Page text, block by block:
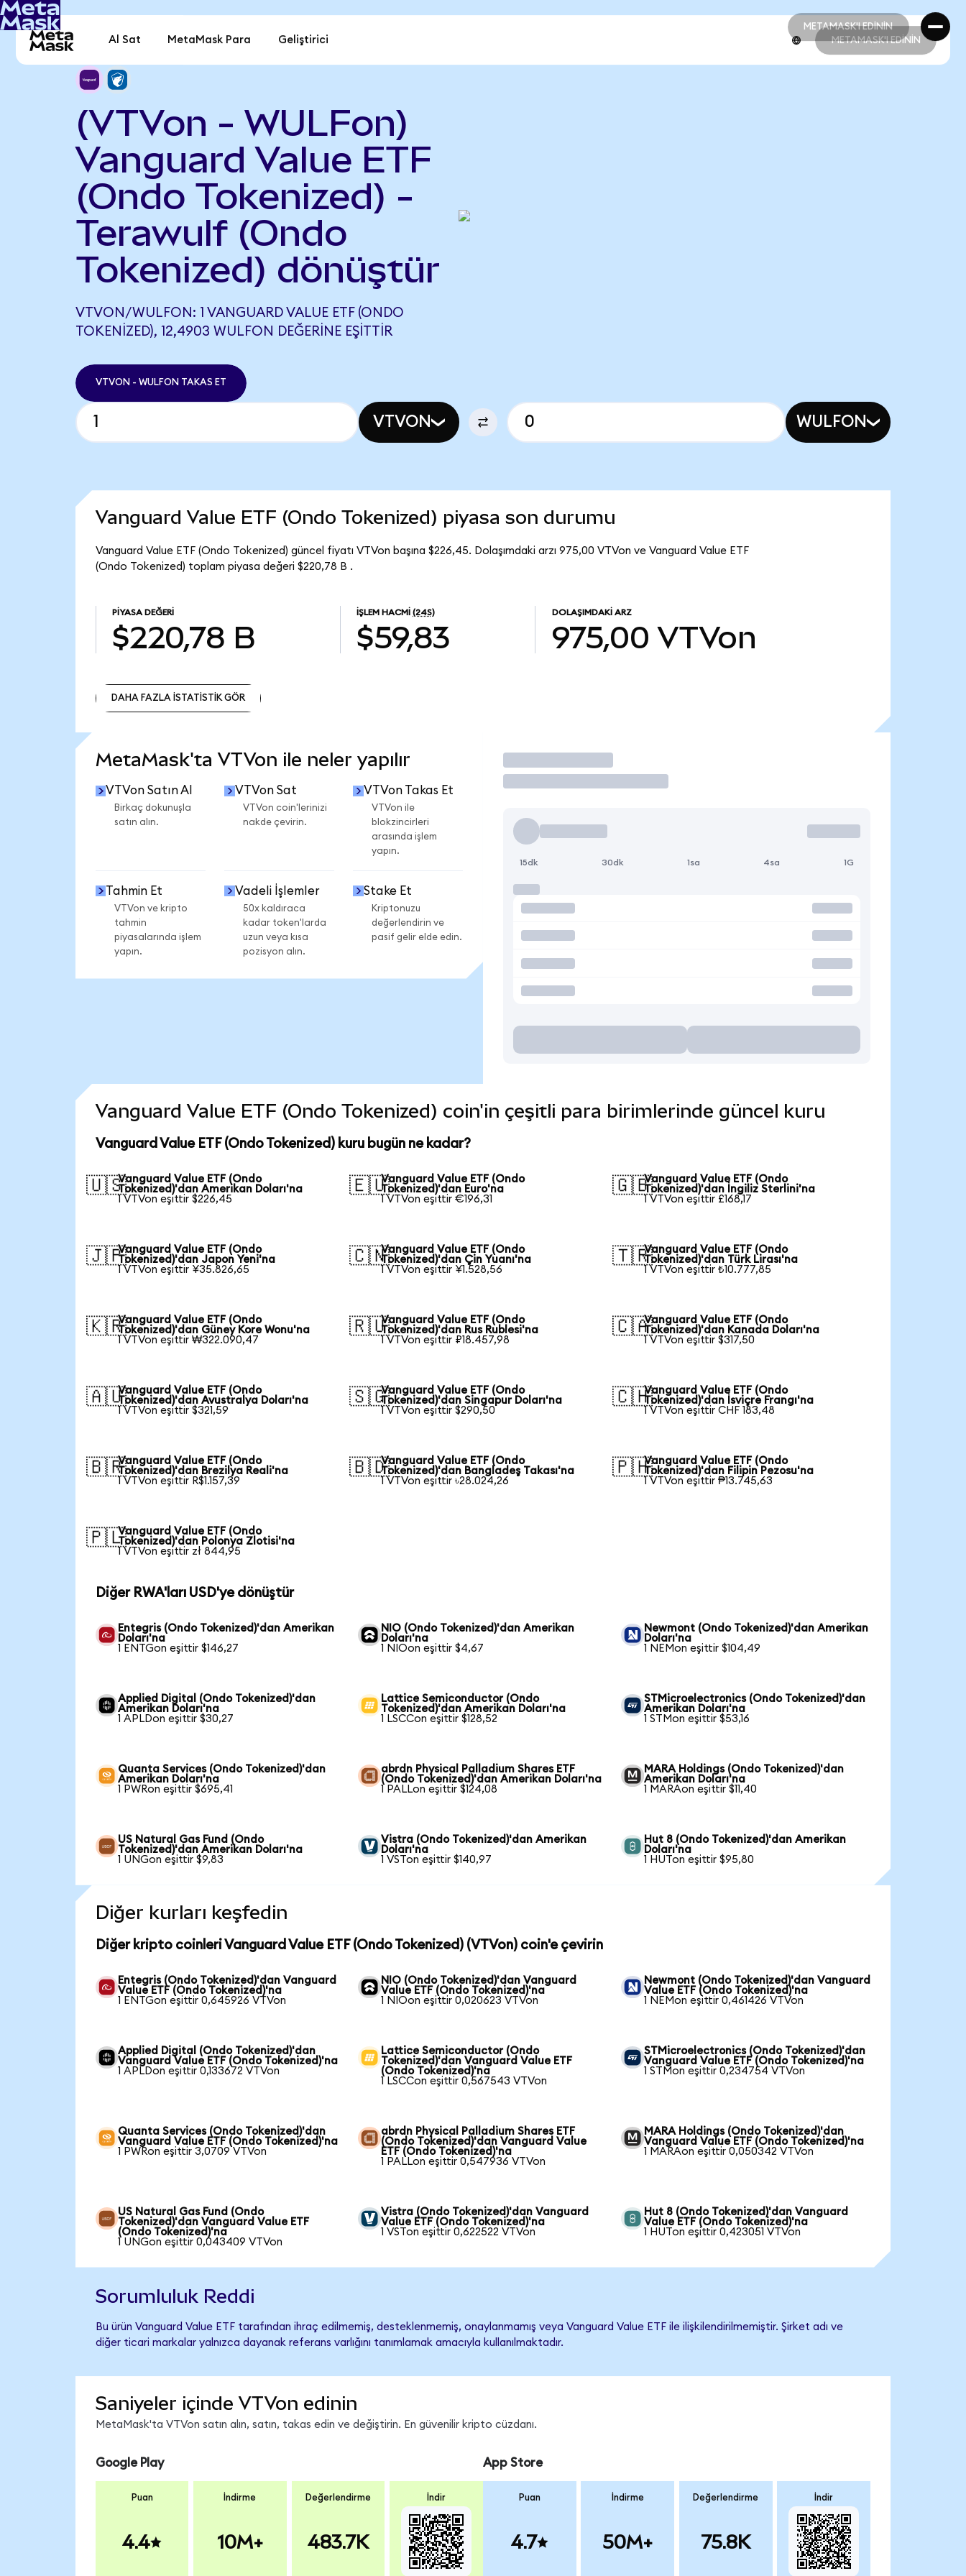
METAMASK'I EDİNİN
METAMASK'I EDİNİN
Al Sat MetaMask Para Geliştirici METAMASK'I EDİNİN
(VTVon - WULFon)
Vanguard Value ETF
(Ondo Tokenized) -
Terawulf (Ondo
Tokenized) dönüştür
VTVON/WULFON: 1 VANGUARD VALUE ETF (ONDO
TOKENIZED), 12,4903 WULFON DEĞERINE EŞITTIR
VTVON - WULFON TAKAS ET
VTVON WULFON
Vanguard Value ETF (Ondo Tokenized) piyasa son durumu
Vanguard Value ETF (Ondo Tokenized) güncel fiyatı VTVon başına $226,45. Dolaşımdaki arzı 975,00 VTVon ve Vanguard Value ETF
(Ondo Tokenized) toplam piyasa değeri $220,78 B .
PIYASA DEĞERI
$220,78 B
İŞLEM HACMI (24S)
$59,83
DOLAŞIMDAKI ARZ
975,00 VTVon
DAHA FAZLA İSTATİSTİK GÖR
MetaMask'ta VTVon ile neler yapılır
VTVon Satın Al
Birkaç dokunuşla
satın alın.
VTVon Sat
VTVon coin'lerinizi
nakde çevirin.
VTVon Takas Et
VTVon ile
blokzincirleri
arasında işlem
yapın.
Tahmin Et
VTVon ve kripto
tahmin
piyasalarında işlem
yapın.
Vadeli İşlemler
50x kaldıraca
kadar token'larda
uzun veya kısa
pozisyon alın.
Stake Et
Kriptonuzu
değerlendirin ve
pasif gelir elde edin.
İşlem Yap
15dk 30dk 1sa 4sa 1G
Vanguard Value ETF (Ondo Tokenized) coin'in çeşitli para birimlerinde güncel kuru
Vanguard Value ETF (Ondo Tokenized) kuru bugün ne kadar?
🇺🇸Vanguard Value ETF (Ondo
Tokenized)'dan Amerikan Doları'na
1 VTVon eşittir $226,45
🇪🇺Vanguard Value ETF (Ondo
Tokenized)'dan Euro'na
1 VTVon eşittir €196,31
🇬🇧Vanguard Value ETF (Ondo
Tokenized)'dan İngiliz Sterlini'na
1 VTVon eşittir £168,17
🇯🇵Vanguard Value ETF (Ondo
Tokenized)'dan Japon Yeni'na
1 VTVon eşittir ¥35.826,65
🇨🇳Vanguard Value ETF (Ondo
Tokenized)'dan Çin Yuanı'na
1 VTVon eşittir ¥1.528,56
🇹🇷Vanguard Value ETF (Ondo
Tokenized)'dan Türk Lirası'na
1 VTVon eşittir ₺10.777,85
🇰🇷Vanguard Value ETF (Ondo
Tokenized)'dan Güney Kore Wonu'na
1 VTVon eşittir ₩322.090,47
🇷🇺Vanguard Value ETF (Ondo
Tokenized)'dan Rus Rublesi'na
1 VTVon eşittir ₽18.457,98
🇨🇦Vanguard Value ETF (Ondo
Tokenized)'dan Kanada Doları'na
1 VTVon eşittir $317,50
🇦🇺Vanguard Value ETF (Ondo
Tokenized)'dan Avustralya Doları'na
1 VTVon eşittir $321,59
🇸🇬Vanguard Value ETF (Ondo
Tokenized)'dan Singapur Doları'na
1 VTVon eşittir $290,50
🇨🇭Vanguard Value ETF (Ondo
Tokenized)'dan İsviçre Frangı'na
1 VTVon eşittir CHF 183,48
🇧🇷Vanguard Value ETF (Ondo
Tokenized)'dan Brezilya Reali'na
1 VTVon eşittir R$1.157,39
🇧🇩Vanguard Value ETF (Ondo
Tokenized)'dan Bangladeş Takası'na
1 VTVon eşittir ৳28.024,26
🇵🇭Vanguard Value ETF (Ondo
Tokenized)'dan Filipin Pezosu'na
1 VTVon eşittir ₱13.745,63
🇵🇱Vanguard Value ETF (Ondo
Tokenized)'dan Polonya Zlotisi'na
1 VTVon eşittir zł 844,95
Diğer RWA'ları USD'ye dönüştür
Entegris (Ondo Tokenized)'dan Amerikan
Doları'na
1 ENTGon eşittir $146,27
NIO (Ondo Tokenized)'dan Amerikan
Doları'na
1 NIOon eşittir $4,67
Newmont (Ondo Tokenized)'dan Amerikan
Doları'na
1 NEMon eşittir $104,49
Applied Digital (Ondo Tokenized)'dan
Amerikan Doları'na
1 APLDon eşittir $30,27
Lattice Semiconductor (Ondo
Tokenized)'dan Amerikan Doları'na
1 LSCCon eşittir $128,52
STMicroelectronics (Ondo Tokenized)'dan
Amerikan Doları'na
1 STMon eşittir $53,16
Quanta Services (Ondo Tokenized)'dan
Amerikan Doları'na
1 PWRon eşittir $695,41
abrdn Physical Palladium Shares ETF
(Ondo Tokenized)'dan Amerikan Doları'na
1 PALLon eşittir $124,08
MARA Holdings (Ondo Tokenized)'dan
Amerikan Doları'na
1 MARAon eşittir $11,40
US Natural Gas Fund (Ondo
Tokenized)'dan Amerikan Doları'na
1 UNGon eşittir $9,83
Vistra (Ondo Tokenized)'dan Amerikan
Doları'na
1 VSTon eşittir $140,97
Hut 8 (Ondo Tokenized)'dan Amerikan
Doları'na
1 HUTon eşittir $95,80
Diğer kurları keşfedin
Diğer kripto coinleri Vanguard Value ETF (Ondo Tokenized) (VTVon) coin'e çevirin
Entegris (Ondo Tokenized)'dan Vanguard
Value ETF (Ondo Tokenized)'na
1 ENTGon eşittir 0,645926 VTVon
NIO (Ondo Tokenized)'dan Vanguard
Value ETF (Ondo Tokenized)'na
1 NIOon eşittir 0,020623 VTVon
Newmont (Ondo Tokenized)'dan Vanguard
Value ETF (Ondo Tokenized)'na
1 NEMon eşittir 0,461426 VTVon
Applied Digital (Ondo Tokenized)'dan
Vanguard Value ETF (Ondo Tokenized)'na
1 APLDon eşittir 0,133672 VTVon
Lattice Semiconductor (Ondo
Tokenized)'dan Vanguard Value ETF
(Ondo Tokenized)'na
1 LSCCon eşittir 0,567543 VTVon
STMicroelectronics (Ondo Tokenized)'dan
Vanguard Value ETF (Ondo Tokenized)'na
1 STMon eşittir 0,234754 VTVon
Quanta Services (Ondo Tokenized)'dan
Vanguard Value ETF (Ondo Tokenized)'na
1 PWRon eşittir 3,0709 VTVon
abrdn Physical Palladium Shares ETF
(Ondo Tokenized)'dan Vanguard Value
ETF (Ondo Tokenized)'na
1 PALLon eşittir 0,547936 VTVon
MARA Holdings (Ondo Tokenized)'dan
Vanguard Value ETF (Ondo Tokenized)'na
1 MARAon eşittir 0,050342 VTVon
US Natural Gas Fund (Ondo
Tokenized)'dan Vanguard Value ETF
(Ondo Tokenized)'na
1 UNGon eşittir 0,043409 VTVon
Vistra (Ondo Tokenized)'dan Vanguard
Value ETF (Ondo Tokenized)'na
1 VSTon eşittir 0,622522 VTVon
Hut 8 (Ondo Tokenized)'dan Vanguard
Value ETF (Ondo Tokenized)'na
1 HUTon eşittir 0,423051 VTVon
Sorumluluk Reddi
Bu ürün Vanguard Value ETF tarafından ihraç edilmemiş, desteklenmemiş, onaylanmamış veya Vanguard Value ETF ile ilişkilendirilmemiştir. Şirket adı ve
diğer ticari markalar yalnızca dayanak referans varlığını tanımlamak amacıyla kullanılmaktadır.
Saniyeler içinde VTVon edinin
MetaMask'ta VTVon satın alın, satın, takas edin ve değiştirin. En güvenilir kripto cüzdanı.
Google Play
Puan
4.4
İndirme
10M+
Değerlendirme
483.7K
İndir
App Store
Puan
4.7
İndirme
50M+
Değerlendirme
75.8K
İndir